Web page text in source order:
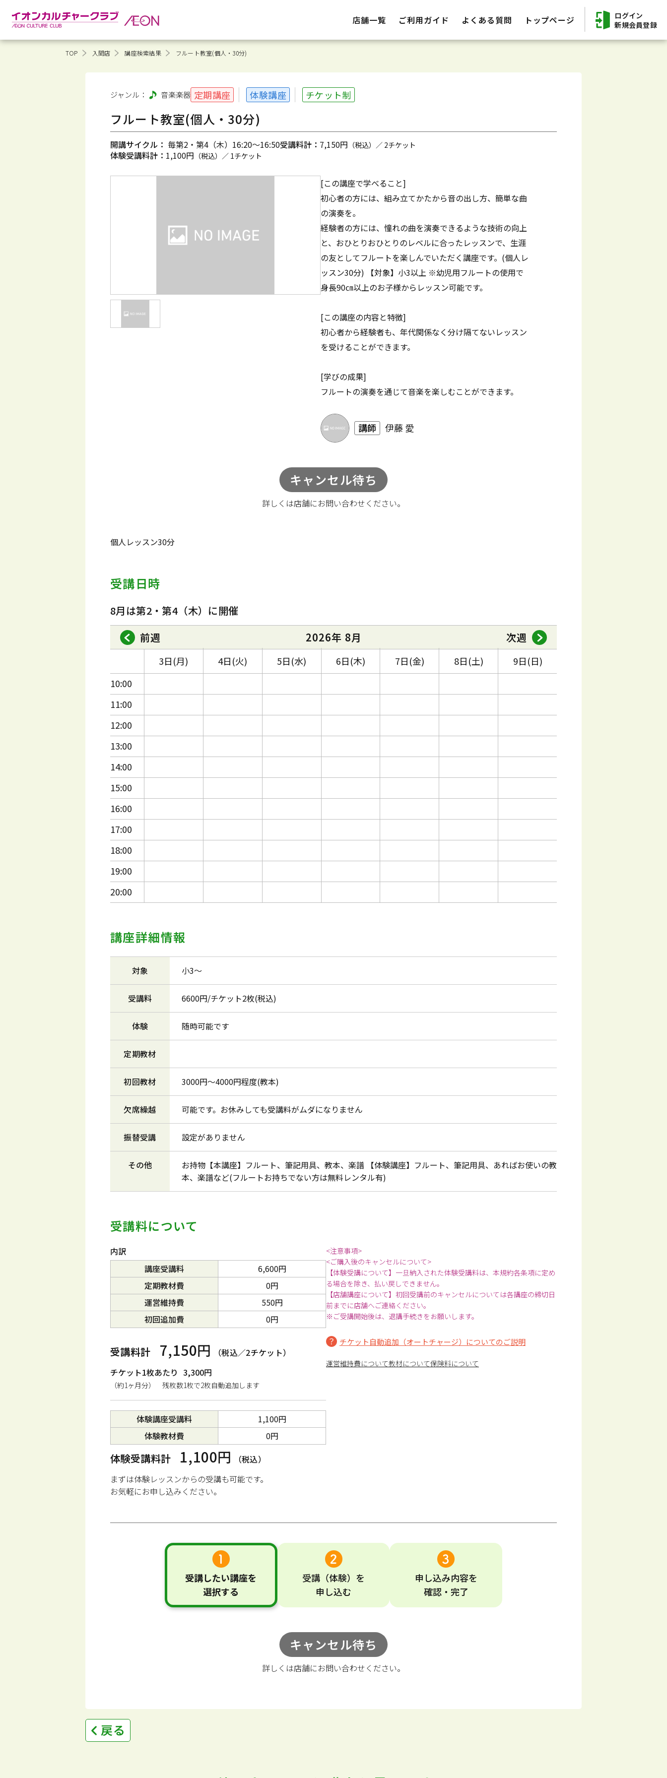
店舗一覧 ご利用ガイド よくある質問 トップページ
ログイン
新規会員登録
TOP 入間店 講座検索結果 フルート教室(個人・30分)
ジャンル： 音楽楽器 定期講座 体験講座 チケット制
フルート教室(個人・30分)
開講サイクル： 毎第2・第4（木）16:20～16:50受講料計： 7,150円 （税込）／ 2チケット
体験受講料計： 1,100円 （税込）／ 1チケット
[この講座で学べること]
初心者の方には、組み立てかたから音の出し方、簡単な曲
の演奏を。
経験者の方には、憧れの曲を演奏できるような技術の向上
と、おひとりおひとりのレベルに合ったレッスンで、生涯
の友としてフルートを楽しんでいただく講座です。(個人レ
ッスン30分) 【対象】小3以上 ※幼児用フルートの使用で
身長90㎝以上のお子様からレッスン可能です。
[この講座の内容と特徴]
初心者から経験者も、年代関係なく分け隔てないレッスン
を受けることができます。
[学びの成果]
フルートの演奏を通じて音楽を楽しむことができます。
講師 伊藤 愛
キャンセル待ち
詳しくは店舗にお問い合わせください。
個人レッスン30分
受講日時
8月は第2・第4（木）に開催
前週
2026年 8月 次週
10:00
11:00
12:00
13:00
14:00
15:00
16:00
17:00
18:00
19:00
20:00
3日(月) 4日(火) 5日(水) 6日(木) 7日(金) 8日(土) 9日(日)
講座詳細情報
対象 小3～
受講料 6600円/チケット2枚(税込)
体験 随時可能です
定期教材
初回教材 3000円～4000円程度(教本)
欠席繰越 可能です。お休みしても受講料がムダになりません
振替受講 設定がありません
その他
お持物【本講座】フルート、筆記用具、教本、楽譜 【体験講座】フルート、筆記用具、あればお使いの教
本、楽譜など(フルートお持ちでない方は無料レンタル有)
受講料について
内訳
講座受講料
6,600円
定期教材費
0円
運営維持費
550円
初回追加費
0円
受講料計 7,150円
（税込／2チケット）
チケット1枚あたり 3,300円
（約1ヶ月分） 残枚数1枚で2枚自動追加します
体験講座受講料
1,100円
体験教材費
0円
体験受講料計 1,100円
（税込）
まずは体験レッスンからの受講も可能です。
お気軽にお申し込みください。
<注意事項>
<ご購入後のキャンセルについて>
【体験受講について】一旦納入された体験受講料は、本規約各条項に定め
る場合を除き、払い戻しできません。
【店舗講座について】初回受講前のキャンセルについては各講座の締切日
前までに店舗へご連絡ください。
※ご受講開始後は、退講手続きをお願いします。
チケット自動追加（オートチャージ）についてのご説明
運営維持費について教材について保険料について
受講したい講座を
選択する
受講 （体験） を
申し込む
申し込み内容を
確認・完了
キャンセル待ち
詳しくは店舗にお問い合わせください。
戻る